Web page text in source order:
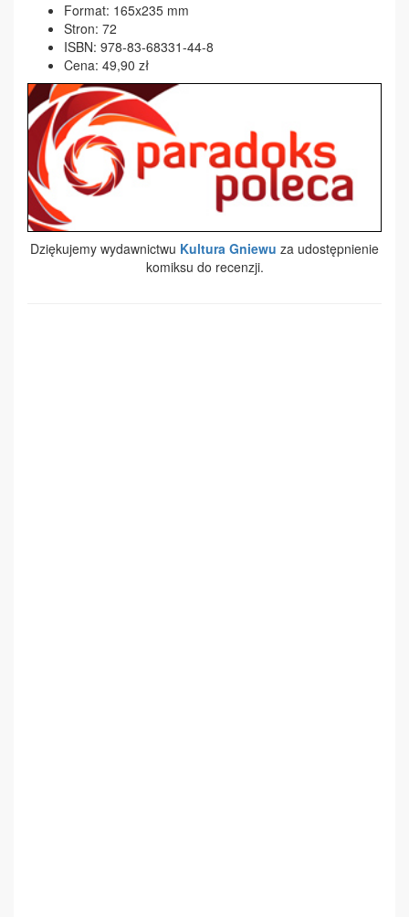
Format: 165x235 mm
Stron: 72
ISBN: 978-83-68331-44-8
Cena: 49,90 zł
Dziękujemy wydawnictwu Kultura Gniewu za udostępnienie
komiksu do recenzji.